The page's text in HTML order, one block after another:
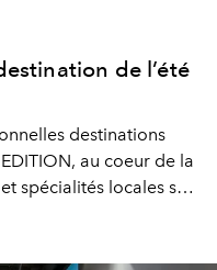
de l’été
destinations
au coeur de la
spécialités locales se
inoubliables.